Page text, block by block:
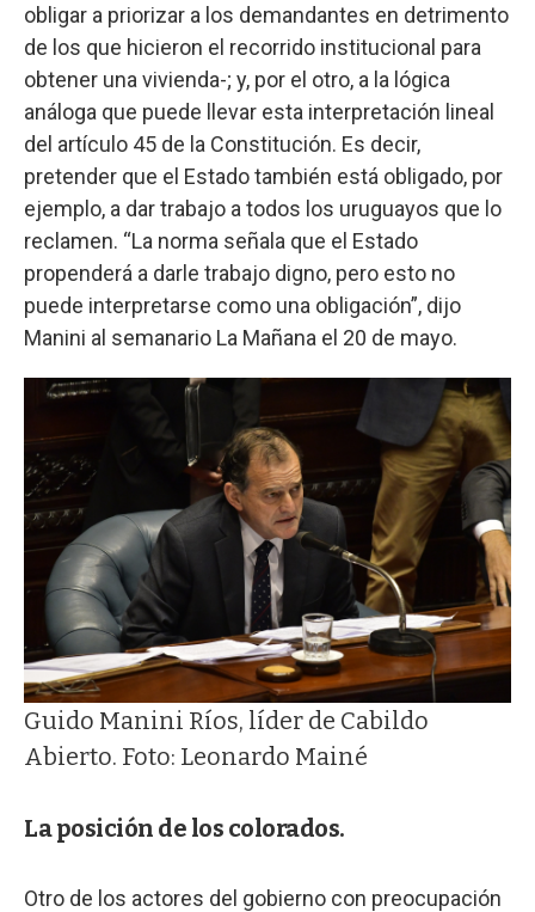
obligar a priorizar a los demandantes en detrimento
de los que hicieron el recorrido institucional para
obtener una vivienda-; y, por el otro, a la lógica
análoga que puede llevar esta interpretación lineal
del artículo 45 de la Constitución. Es decir,
pretender que el Estado también está obligado, por
ejemplo, a dar trabajo a todos los uruguayos que lo
reclamen. “La norma señala que el Estado
propenderá a darle trabajo digno, pero esto no
puede interpretarse como una obligación”, dijo
Manini al semanario La Mañana el 20 de mayo.
Guido Manini Ríos, líder de Cabildo
Abierto. Foto: Leonardo Mainé
La posición de los colorados.
Otro de los actores del gobierno con preocupación